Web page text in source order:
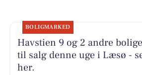
BOLIGMARKED
Havstien 9 og 2 andre
til salg denne uge i Læsø -
her.